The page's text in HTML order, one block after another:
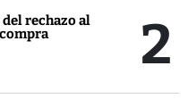
del rechazo al
2